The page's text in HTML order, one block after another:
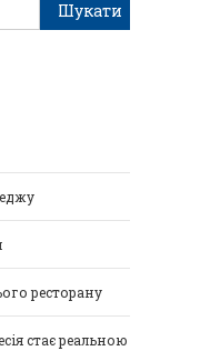
ресторану
стає реальною